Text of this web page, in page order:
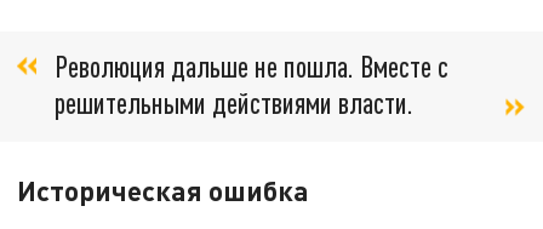
Революция дальше не пошла. Вместе с
решительными действиями власти.
Историческая ошибка